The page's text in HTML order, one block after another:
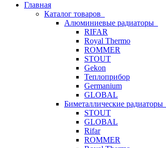
Главная
Каталог товаров
Алюминиевые радиаторы
RIFAR
Royal Thermo
ROMMER
STOUT
Gekon
Теплоприбор
Germanium
GLOBAL
Биметаллические радиаторы
STOUT
GLOBAL
Rifar
ROMMER